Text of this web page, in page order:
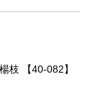
枝 【40-082】